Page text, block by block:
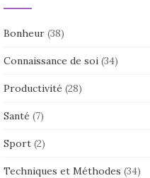
Bonheur(38)
Connaissance de soi(34)
Productivité (28)
Santé (7)
Sport(2)
Techniques et Méthodes (34)